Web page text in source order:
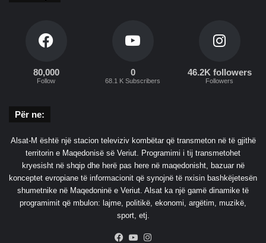
80,000
Follow
0
68.1 K Subscribers
46.2K followers
Followers
Për ne:
Alsat-M është një stacion televiziv kombëtar që transmeton në të gjithë
territorin e Maqedonisë së Veriut. Programimi i tij transmetohet
kryesisht në shqip dhe herë pas here në maqedonisht, bazuar në
konceptet evropiane të informacionit që synojnë të nxisin bashkëjetesën
shumetnike në Maqedoninë e Veriut. Alsat ka një gamë dinamike të
programimit që mbulon: lajme, politikë, ekonomi, argëtim, muzikë,
sport, etj.
Facebook
YouTube